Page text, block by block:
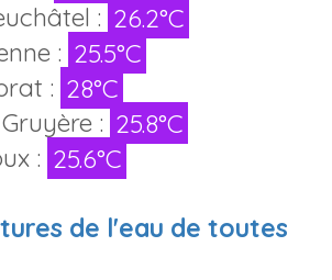
: 26.2°C
: 25.5°C
: 28°C
: 25.8°C
: 25.6°C
de l'eau de toutes